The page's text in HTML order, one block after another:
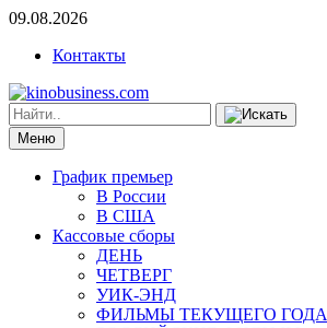
09.08.2026
Контакты
Меню
График премьер
В России
В США
Кассовые сборы
ДЕНЬ
ЧЕТВЕРГ
УИК-ЭНД
ФИЛЬМЫ ТЕКУЩЕГО ГОДА